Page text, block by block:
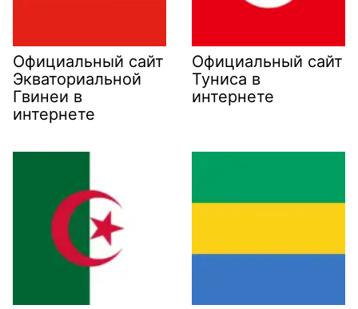
Официальный сайт
Экваториальной
Гвинеи в
интернете
Официальный сайт
Туниса в
интернете